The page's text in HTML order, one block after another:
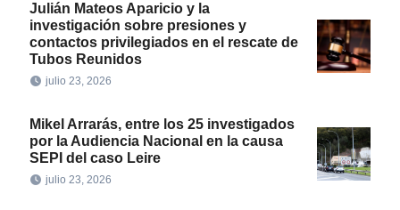
Julián Mateos Aparicio y la
investigación sobre presiones y
contactos privilegiados en el rescate de
Tubos Reunidos
julio 23, 2026
Mikel Arrarás, entre los 25 investigados
por la Audiencia Nacional en la causa
SEPI del caso Leire
julio 23, 2026